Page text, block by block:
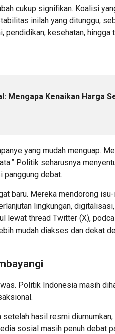
cukup signifikan. Koalisi
inilah yang ditunggu,
kesehatan, hingga
Mengapa Kenaikan Harga
yang mudah menguap.
Politik seharusnya
panggung debat.
baru. Mereka mendorong
lingkungan,
lewat thread Twitter (X),
mudah diakses dan dekat
Politik Indonesia masih
hasil resmi
sosial masih penuh debat